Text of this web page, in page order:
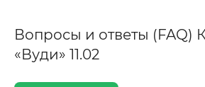
Вопросы и ответы (FAQ)
«Вуди» 11.02